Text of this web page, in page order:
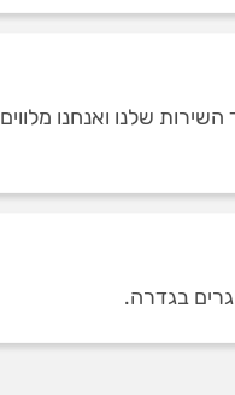
שלנו ואנחנו מלווים